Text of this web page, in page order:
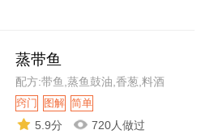
蒸带鱼
配方:带鱼,蒸鱼鼓油,香葱,料酒
窍门 图解 简单
5.9分 720人做过